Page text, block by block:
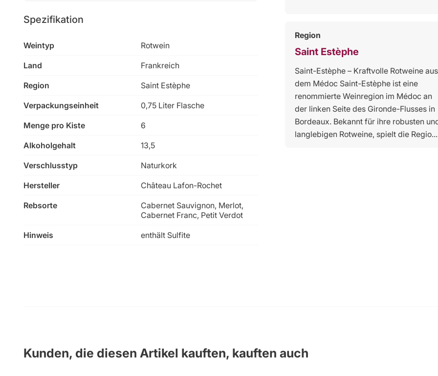
Region
Saint Estèphe
Saint-Estèphe – Kraftvolle Rotweine aus
dem Médoc Saint-Estèphe ist eine
renommierte Weinregion im Médoc an
der linken Seite des Gironde-Flusses in
Bordeaux. Bekannt für ihre robusten
langlebigen Rotweine, spielt die Regio...
Spezifikation
Weintyp Rotwein
Land Frankreich
Region Saint Estèphe
Verpackungseinheit 0,75 Liter Flasche
Menge pro Kiste 6
Alkoholgehalt 13,5
Verschlusstyp Naturkork
Hersteller Château Lafon-Rochet
Rebsorte
Cabernet Sauvignon, Merlot,
Cabernet Franc, Petit Verdot
Hinweis enthält Sulfite
Kunden, die diesen Artikel kauften, kauften auch